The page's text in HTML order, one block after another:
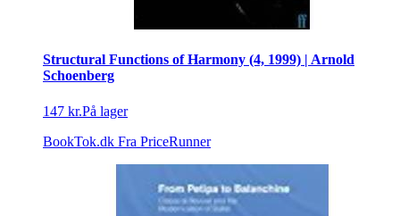
Structural Functions of Harmony (4, 1999) | Arnold
Schoenberg
147 kr.På lager
BookTok.dk Fra PriceRunner